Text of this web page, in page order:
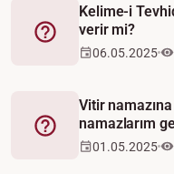
Fetva
Kelime-i
verir mi?
06.05.2025
Fetva
Vitir
namazlarım
01.05.2025